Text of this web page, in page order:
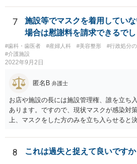
7
施設等でマスクを着用してい
場合は慰謝料を請求できるでし
#歯科・歯医者 #産婦人科 #美容整形 #行政処分
#介護施設
2022年9月2日
匿名B 弁護士
お店や施設の長には施設管理権、誰を立ち
あります。ですので、現状マスクが感染対
上、マスクをした方のみを立ち入らせると
など公益的な側面のある業種ですと、公衆
られた理由以外での利用拒否は禁止されて
スクなしだけでの利用拒否は問題となりえ
8 これは過失と捉えて良いですか